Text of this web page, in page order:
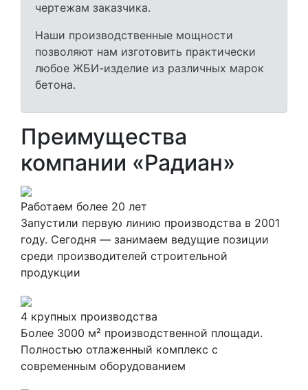
чертежам заказчика.
Наши производственные мощности
позволяют нам изготовить практически
любое ЖБИ-изделие из различных марок
бетона.
Преимущества
компании «Радиан»
Работаем более 20 лет
Запустили первую линию производства в 2001
году. Сегодня — занимаем ведущие позиции
среди производителей строительной
продукции
4 крупных производства
Более 3000 м² производственной площади.
Полностью отлаженный комплекс с
современным оборудованием